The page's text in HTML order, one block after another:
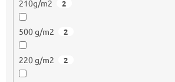
210g/m2 2
500 g/m2 2
220 g/m2 2